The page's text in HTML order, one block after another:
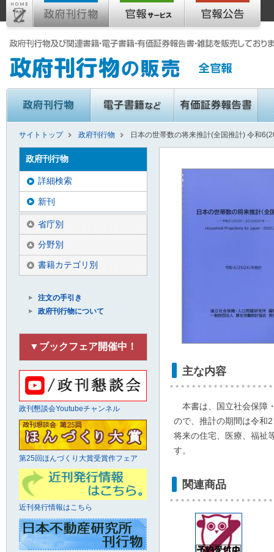
サイトトップ 政府刊行物 日本の世帯数の将来推計(全国推計) 令和
主な内容
本書は、国立社会保障
ので、推計の期間は令和
将来の住宅、医療、福祉
す。
関連商品
政府刊行物
詳細検索
新刊
省庁別
分野別
書籍カテゴリ別
注文の手引き
政府刊行物について
▼ブックフェア開催中！
政刊懇談会Youtubeチャンネル
第25回ほんづくり大賞受賞作フェア
近刊発行情報はこちら